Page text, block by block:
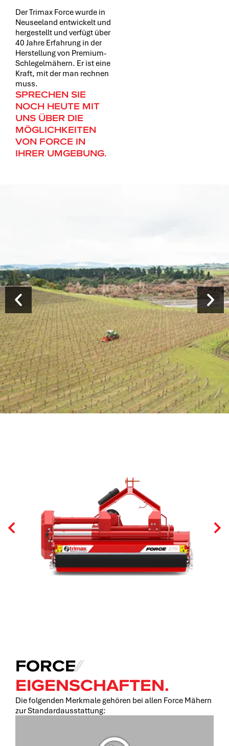
Der Trimax Force wurde in
Neuseeland entwickelt und
hergestellt und verfügt über
40 Jahre Erfahrung in der
Herstellung von Premium-
Schlegelmähern. Er ist eine
Kraft, mit der man rechnen
muss.
SPRECHEN SIE
NOCH HEUTE MIT
UNS ÜBER DIE
MÖGLICHKEITEN
VON FORCE IN
IHRER UMGEBUNG.
FORCE⁄⁄
EIGENSCHAFTEN.
Die folgenden Merkmale gehören bei allen Force Mähern
zur Standardausstattung: